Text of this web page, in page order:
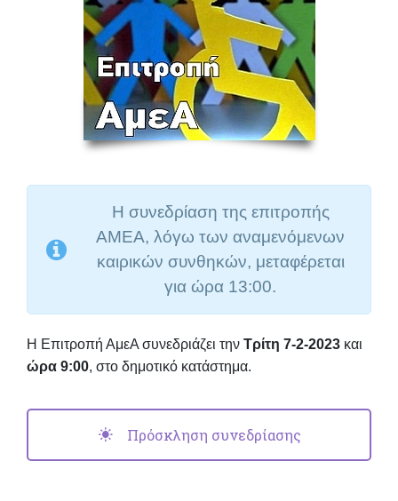
Η συνεδρίαση της επιτροπής
ΑΜΕΑ, λόγω των αναμενόμενων
καιρικών συνθηκών, μεταφέρεται
για ώρα 13:00.
Η Επιτροπή ΑμεΑ συνεδριάζει την Τρίτη 7-2-2023 και
ώρα 9:00, στο δημοτικό κατάστημα.
Πρόσκληση συνεδρίασης